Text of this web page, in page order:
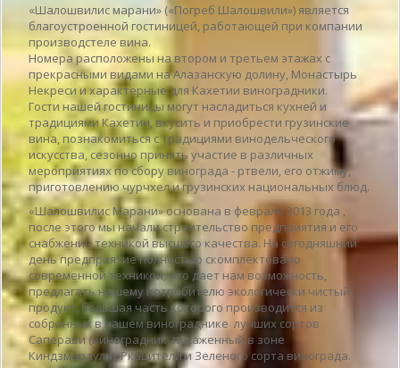
«Шалошвилис марани» («Погреб Шалошвили») является
благоустроенной гостиницей, работающей при компании
производстеле вина.
Номера расположены на втором и третьем этажах с
прекрасными видами на Алазанскую долину, Монастырь
Некреси и характерные для Кахетии виноградники.
Гости нашей гостиницы могут насладиться кухней и
традициями Кахетии, вкусить и приобрести грузинские
вина, познакомиться с традициями винодельческого
искусства, сезонно принять участие в различных
мероприятиях по сбору винограда - ртвели, его отжиму,
приготовлению чурчхел и грузинских национальных блюд.
«Шалошвилис Марани» основана в феврале 2013 года ,
после этого мы начали строительство предприятия и его
снабжение техникой высшего качества. На сегодняшний
день предприятие полностью скомплектовано
современной техникой, что дает нам возможность,
предлагать нашему потребителю экологически чистый
продукт, большая часть которого производится из
собранных в нашем винограднике лучших сортов
Саперави (виноградник, посаженный в зоне
Киндзмараули), Ркацители и Зеленого сорта винограда.